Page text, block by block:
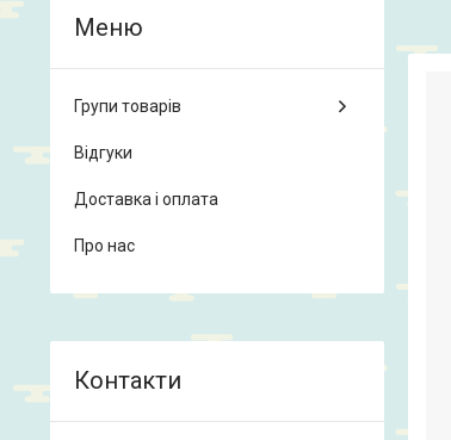
Групи товарів
Відгуки
Доставка і оплата
Про нас